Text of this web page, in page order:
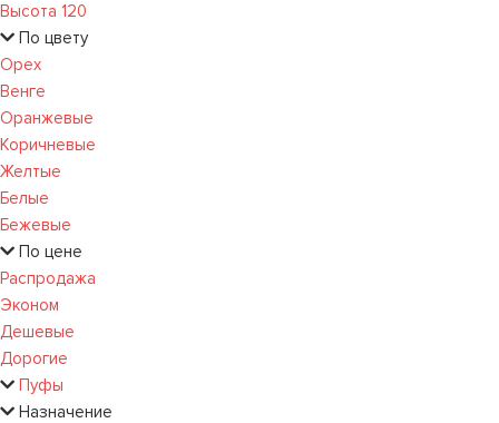
Высота 120
По цвету
Орех
Венге
Оранжевые
Коричневые
Желтые
Белые
Бежевые
По цене
Распродажа
Эконом
Дешевые
Дорогие
Пуфы
Назначение